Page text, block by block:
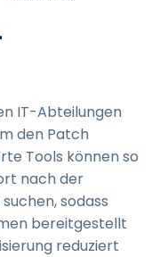
IT-Abteilungen
den Patch
Tools können so
nach der
sodass
bereitgestellt
reduziert